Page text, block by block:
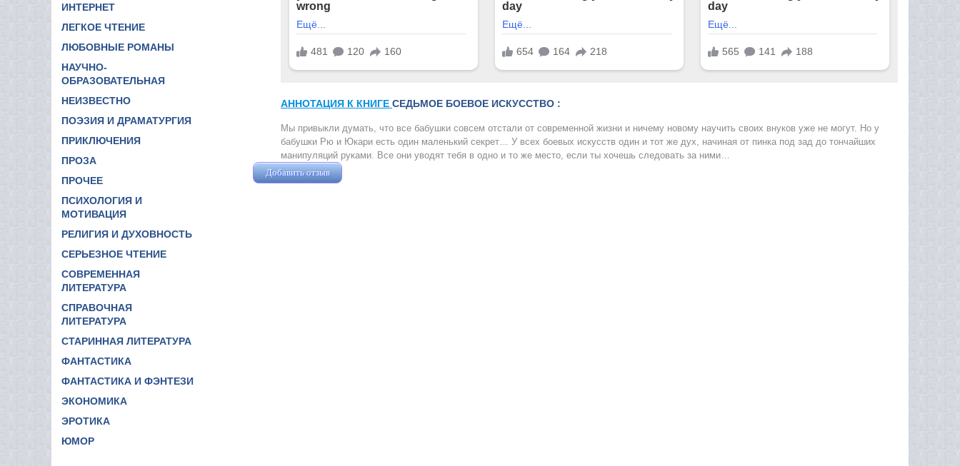
ИНТЕРНЕТ
ЛЕГКОЕ ЧТЕНИЕ
ЛЮБОВНЫЕ РОМАНЫ
НАУЧНО-
ОБРАЗОВАТЕЛЬНАЯ
НЕИЗВЕСТНО
ПОЭЗИЯ И ДРАМАТУРГИЯ
ПРИКЛЮЧЕНИЯ
ПРОЗА
ПРОЧЕЕ
ПСИХОЛОГИЯ И
МОТИВАЦИЯ
РЕЛИГИЯ И ДУХОВНОСТЬ
СЕРЬЕЗНОЕ ЧТЕНИЕ
СОВРЕМЕННАЯ
ЛИТЕРАТУРА
СПРАВОЧНАЯ
ЛИТЕРАТУРА
СТАРИННАЯ ЛИТЕРАТУРА
ФАНТАСТИКА
ФАНТАСТИКА И ФЭНТЕЗИ
ЭКОНОМИКА
ЭРОТИКА
ЮМОР
АННОТАЦИЯ К КНИГЕ СЕДЬМОЕ БОЕВОЕ ИСКУССТВО :
Мы привыкли думать, что все бабушки совсем отстали от современной жизни и ничему новому научить своих внуков уже не могут. Но у
бабушки Рю и Юкари есть один маленький секрет… У всех боевых искусств один и тот же дух, начиная от пинка под зад до тончайших
манипуляций руками. Все они уводят тебя в одно и то же место, если ты хочешь следовать за ними…
Добавить отзыв